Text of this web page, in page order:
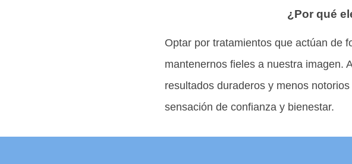
¿Por qué
Optar por tratamientos que actúan de
mantenernos fieles a nuestra imagen.
resultados duraderos y menos
sensación de confianza y bienestar.